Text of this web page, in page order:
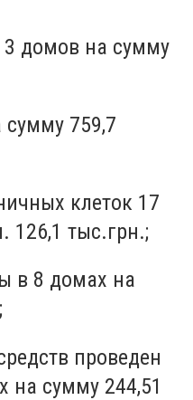
3 домов на сумму
759,7
клеток 17
126,1 тыс.грн.;
в 8 домах на
проведен
на сумму 244,51